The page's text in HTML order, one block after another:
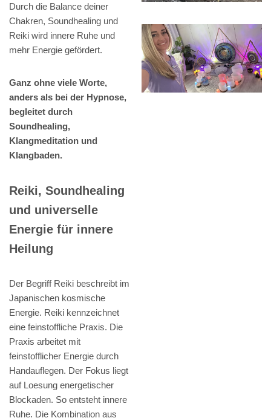
Durch die Balance deiner
Chakren, Soundhealing und
Reiki wird innere Ruhe und
mehr Energie gefördert.
Ganz ohne viele Worte,
anders als bei der Hypnose,
begleitet durch
Soundhealing,
Klangmeditation und
Klangbaden.
Reiki, Soundhealing
und universelle
Energie für innere
Heilung
Der Begriff Reiki beschreibt im
Japanischen kosmische
Energie. Reiki kennzeichnet
eine feinstoffliche Praxis. Die
Praxis arbeitet mit
feinstofflicher Energie durch
Handauflegen. Der Fokus liegt
auf Loesung energetischer
Blockaden. So entsteht innere
Ruhe. Die Kombination aus